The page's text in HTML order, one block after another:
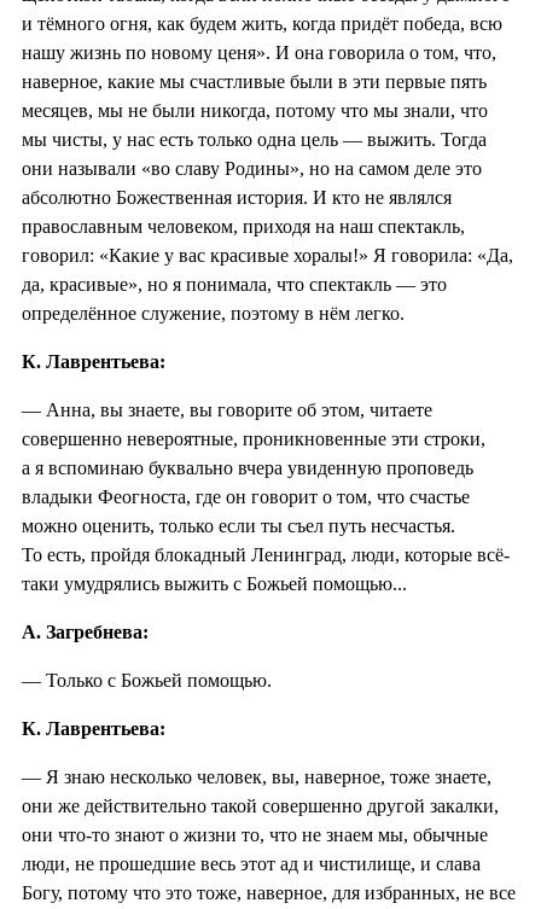
и тёмного огня, как будем жить, когда придёт победа, всю
нашу жизнь по новому ценя». И она говорила о том, что,
наверное, какие мы счастливые были в эти первые пять
месяцев, мы не были никогда, потому что мы знали, что
мы чисты, у нас есть только одна цель — выжить. Тогда
они называли «во славу Родины», но на самом деле это
абсолютно Божественная история. И кто не являлся
православным человеком, приходя на наш спектакль,
говорил: «Какие у вас красивые хоралы!» Я говорила: «Да,
да, красивые», но я понимала, что спектакль — это
определённое служение, поэтому в нём легко.
К. Лаврентьева:
— Анна, вы знаете, вы говорите об этом, читаете
совершенно невероятные, проникновенные эти строки,
а я вспоминаю буквально вчера увиденную проповедь
владыки Феогноста, где он говорит о том, что счастье
можно оценить, только если ты съел путь несчастья.
То есть, пройдя блокадный Ленинград, люди, которые всё-
таки умудрялись выжить с Божьей помощью...
А. Загребнева:
— Только с Божьей помощью.
К. Лаврентьева:
— Я знаю несколько человек, вы, наверное, тоже знаете,
они же действительно такой совершенно другой закалки,
они что-то знают о жизни то, что не знаем мы, обычные
люди, не прошедшие весь этот ад и чистилище, и слава
Богу, потому что это тоже, наверное, для избранных, не все